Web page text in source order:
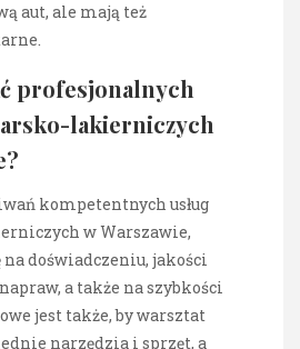
aut, ale mają też
profesjonalnych
lakierniczych
kompetentnych usług
w Warszawie,
doświadczeniu, jakości
a także na szybkości
jest także, by warsztat
narzędzia i sprzęt, a